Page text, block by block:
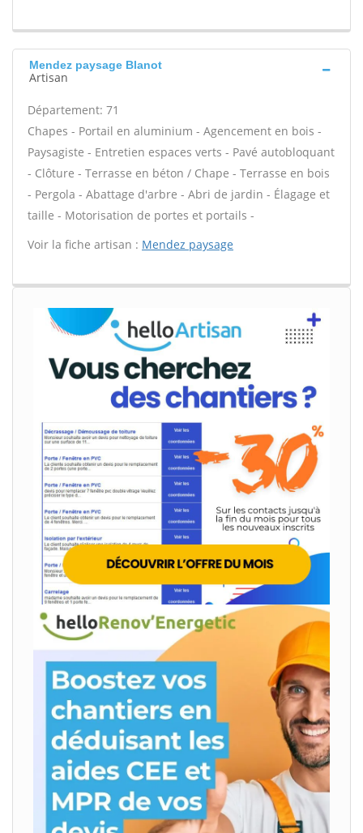
Mendez paysage Blanot
Artisan
Département: 71
Chapes - Portail en aluminium - Agencement en bois -
Paysagiste - Entretien espaces verts - Pavé autobloquant
- Clôture - Terrasse en béton / Chape - Terrasse en bois
- Pergola - Abattage d'arbre - Abri de jardin - Élagage et
taille - Motorisation de portes et portails -
Voir la fiche artisan : Mendez paysage